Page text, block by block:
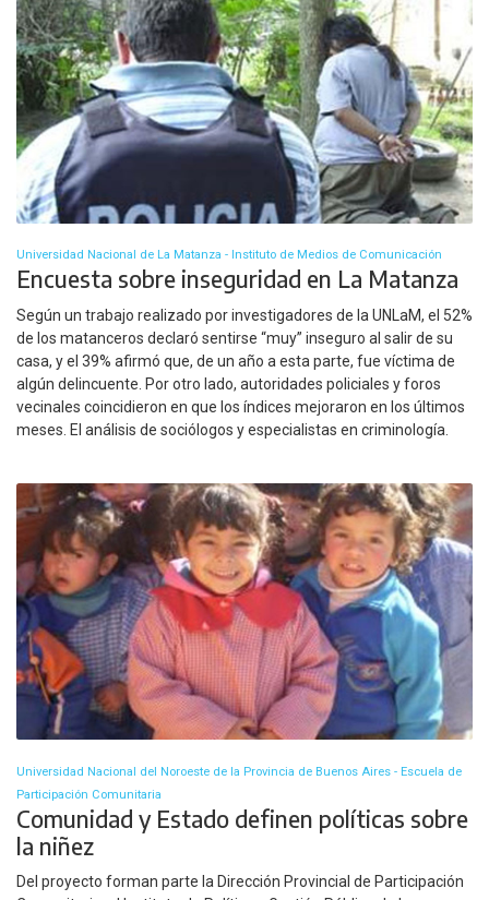
Universidad Nacional de La Matanza - Instituto de Medios de Comunicación
Encuesta sobre inseguridad en La Matanza
Según un trabajo realizado por investigadores de la UNLaM, el 52%
de los matanceros declaró sentirse “muy” inseguro al salir de su
casa, y el 39% afirmó que, de un año a esta parte, fue víctima de
algún delincuente. Por otro lado, autoridades policiales y foros
vecinales coincidieron en que los índices mejoraron en los últimos
meses. El análisis de sociólogos y especialistas en criminología.
Universidad Nacional del Noroeste de la Provincia de Buenos Aires - Escuela de
Participación Comunitaria
Comunidad y Estado definen políticas sobre
la niñez
Del proyecto forman parte la Dirección Provincial de Participación